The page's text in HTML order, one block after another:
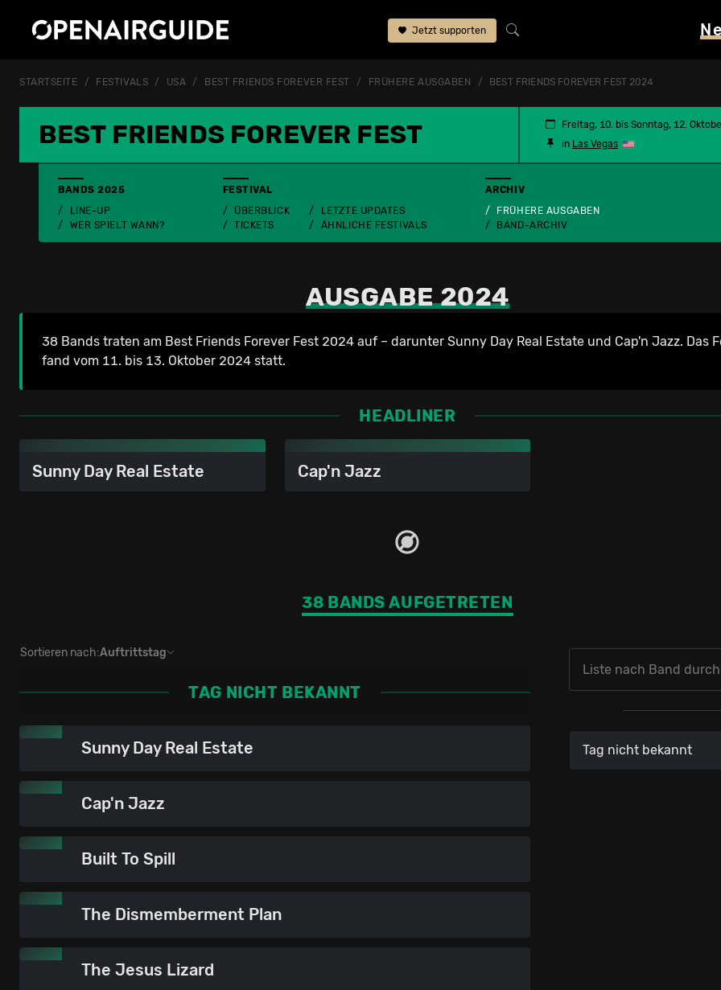
Jetzt supporten
STARTSEITE FESTIVALS USA BEST FRIENDS FOREVER FEST FRÜHERE AUSGABEN BEST FRIENDS FOREVER FEST 2024
BEST FRIENDS FOREVER FEST
Freitag, 10. bis Sonntag, 12.
in Las Vegas
BANDS 2025
LINE-UP
WER SPIELT WANN?
FESTIVAL
ÜBERBLICK
TICKETS
LETZTE UPDATES
ÄHNLICHE FESTIVALS
ARCHIV
FRÜHERE AUSGABEN
BAND-ARCHIV
AUSGABE 2024
38 Bands traten am Best Friends Forever Fest 2024 auf – darunter Sunny Day Real Estate und Cap'n Jazz. Das
fand vom 11. bis 13. Oktober 2024 statt.
HEADLINER
Sunny Day Real Estate Cap'n Jazz
38 BANDS AUFGETRETEN
Sortieren nach:Auftrittstag
TAG NICHT BEKANNT
Sunny Day Real Estate
Cap'n Jazz
Built To Spill
The Dismemberment Plan
The Jesus Lizard
Tag nicht bekannt